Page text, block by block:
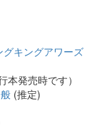
グキングアワーズ
本発売時です）
(推定)